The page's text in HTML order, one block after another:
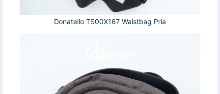
Donatello TS00X167 Waistbag Pria